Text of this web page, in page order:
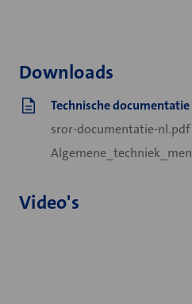
Downloads
Technische documentatie
sror-documentatie-nl.pdf
Video's